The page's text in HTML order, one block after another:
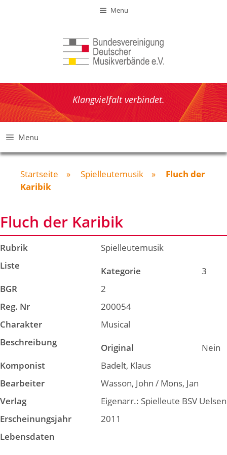
Menu
Klangvielfalt verbindet.
Menu
Startseite » Spielleutemusik » Fluch der
Karibik
Fluch der Karibik
Rubrik
Spielleutemusik
Liste
Kategorie
3
BGR
2
Reg. Nr
200054
Charakter
Musical
Beschreibung
Original
Nein
Komponist
Badelt, Klaus
Bearbeiter
Wasson, John / Mons, Jan
Verlag
Eigenarr.: Spielleute BSV Uelsen
Erscheinungsjahr
2011
Lebensdaten